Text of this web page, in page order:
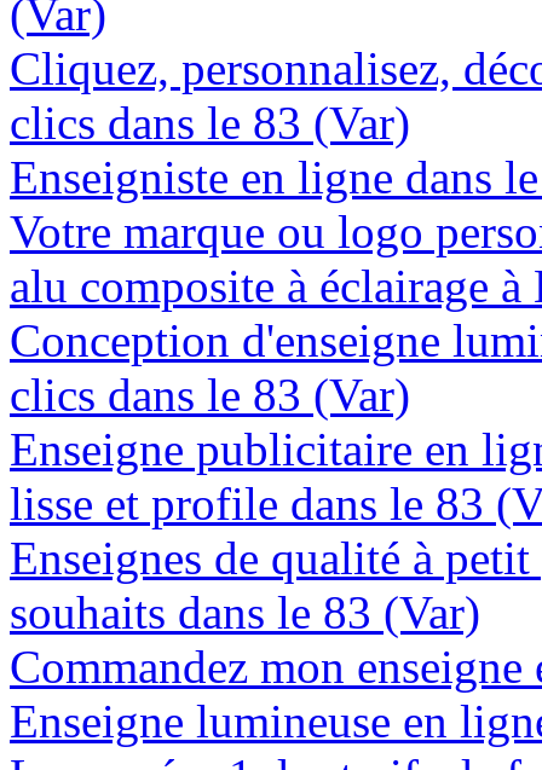
(Var)
Cliquez, personnalisez,
clics dans le 83 (Var)
Enseigniste en ligne dans
Votre marque ou logo
alu composite à éclairage
Conception d'enseigne
clics dans le 83 (Var)
Enseigne publicitaire en
lisse et profile dans le 83
Enseignes de qualité à
souhaits dans le 83 (Var)
Commandez mon
Enseigne lumineuse en